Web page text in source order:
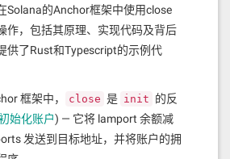
Solana的Anchor框架中使用close
作，包括其原理、实现代码及背后
供了Rust和Typescript的示例代
框架中， close 是 init 的反
始化账户) — 它将 lamport 余额减
发送到目标地址，并将账户的拥